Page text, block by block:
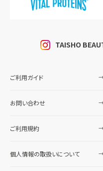
TAISHO
ご利用ガイド
お問い合わせ
ご利用規約
個人情報の取扱いについて